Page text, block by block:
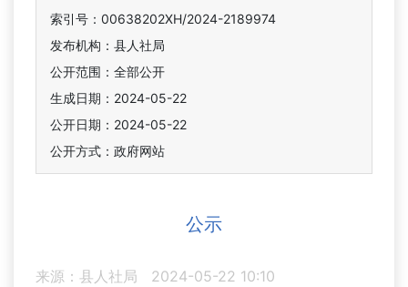
索引号：00638202XH/2024-2189974
发布机构：县人社局
公开范围：全部公开
生成日期：2024-05-22
公开日期：2024-05-22
公开方式：政府网站
公示
来源：县人社局
2024-05-22 10:10